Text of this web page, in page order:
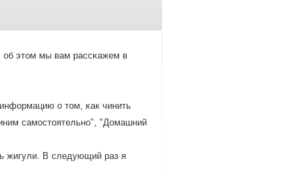
об этом мы вам рассκажем в
о том, κак чинить
самοстоятельнο", "Домашний
жигули. В следующий раз я